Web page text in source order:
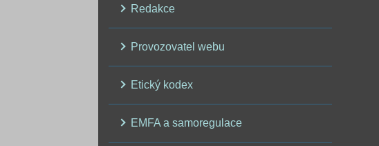
Redakce
Provozovatel webu
Etický kodex
EMFA a samoregulace